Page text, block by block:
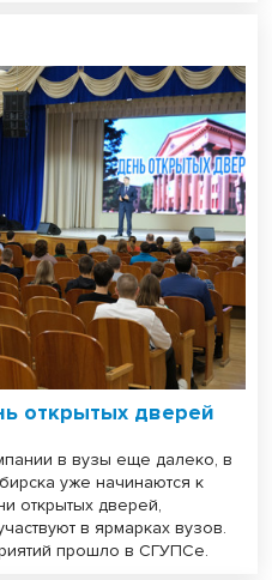
открытых дверей
в вузы еще далеко, в
уже начинаются к
открытых дверей,
в ярмарках вузов.
прошло в СГУПСе.